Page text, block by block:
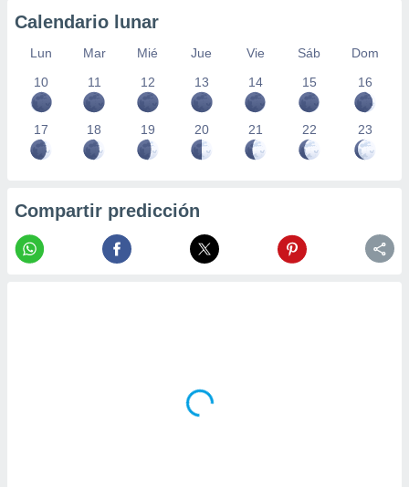
Calendario lunar
Lun Mar Mié Jue Vie Sáb
Dom
10
11 12 13 14 15 16
17 18 19 20 21 22 23
Compartir predicción